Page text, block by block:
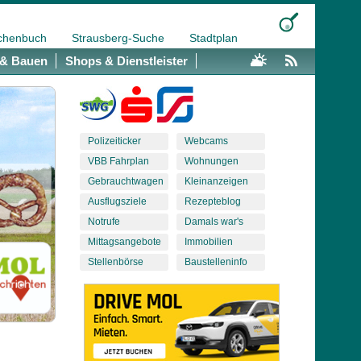
Strausberg-Suche Stadtplan
Bauen Shops & Dienstleister
Polizeiticker
VBB Fahrplan
Gebrauchtwagen
Ausflugsziele
Notrufe
Mittagsangebote
Stellenbörse
Webcams
Wohnungen
Kleinanzeigen
Rezepteblog
Damals war's
Immobilien
Baustelleninfo